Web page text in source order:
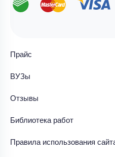
Прайс
ВУЗы
Отзывы
Библиотека работ
Правила использования